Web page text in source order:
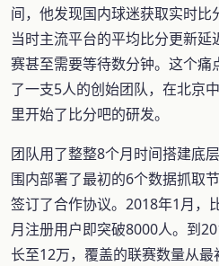
间，他发现国内球迷获取实时比
当时主流平台的平均比分更新
赛甚至需要等待数分钟。这个
了一支5人的创始团队，在北京
里开始了比分吧的研发。
团队用了整整8个月时间搭建底
围内部署了最初的6个数据抓取
签订了合作协议。2018年1月，
月注册用户即突破8000人。到
长至12万，覆盖的联赛数量从最